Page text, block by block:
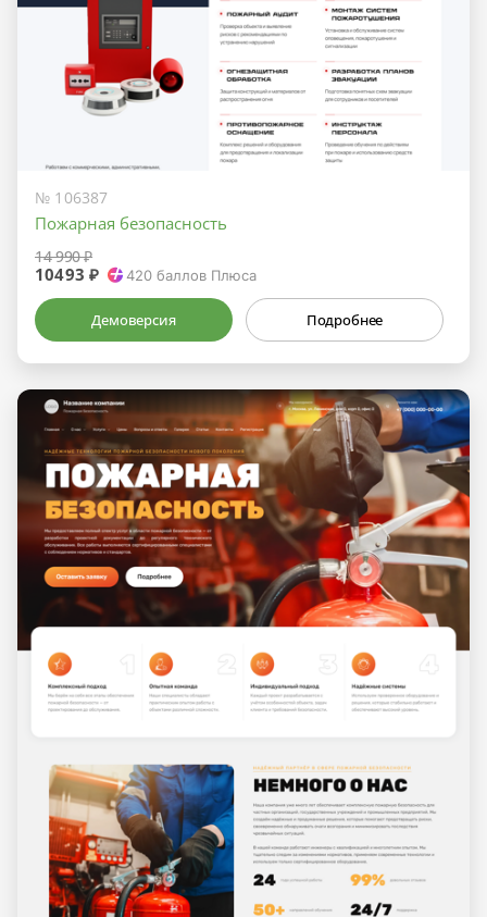
№ 106387
Пожарная безопасность
14 990 ₽
10493 ₽ 420 баллов Плюса
Демоверсия Подробнее